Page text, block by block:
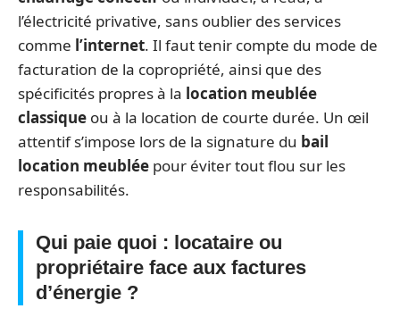
l’électricité privative, sans oublier des services
comme l’internet. Il faut tenir compte du mode de
facturation de la copropriété, ainsi que des
spécificités propres à la location meublée
classique ou à la location de courte durée. Un œil
attentif s’impose lors de la signature du bail
location meublée pour éviter tout flou sur les
responsabilités.
Qui paie quoi : locataire ou
propriétaire face aux factures
d’énergie ?